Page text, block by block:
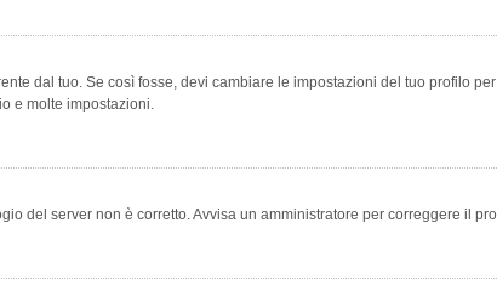
dal tuo. Se così fosse, devi cambiare le impostazioni del tuo profilo
e molte impostazioni.
del server non è corretto. Avvisa un amministratore per correggere il